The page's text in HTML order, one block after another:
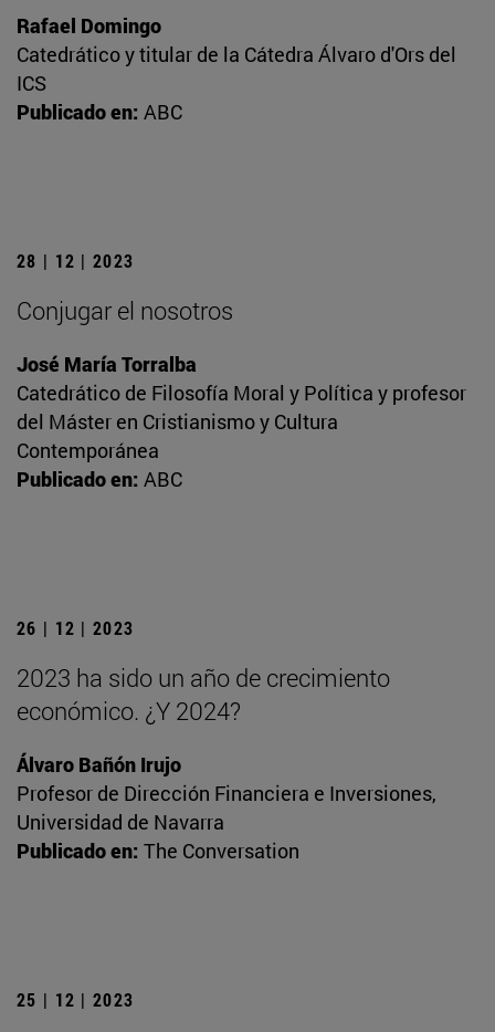
Rafael Domingo
Catedrático y titular de la Cátedra Álvaro d'Ors del
ICS
Publicado en: ABC
28 | 12 | 2023
Conjugar el nosotros
José María Torralba
Catedrático de Filosofía Moral y Política y profesor
del Máster en Cristianismo y Cultura
Contemporánea
Publicado en: ABC
26 | 12 | 2023
2023 ha sido un año de crecimiento
económico. ¿Y 2024?
Álvaro Bañón Irujo
Profesor de Dirección Financiera e Inversiones,
Universidad de Navarra
Publicado en: The Conversation
25 | 12 | 2023